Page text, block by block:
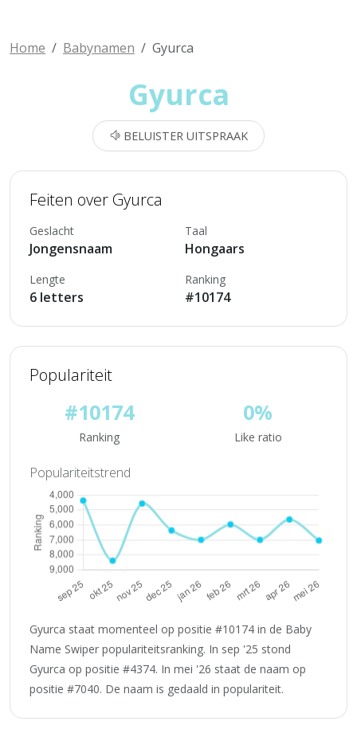
Home Babynamen Gyurca
Gyurca
BELUISTER UITSPRAAK
Feiten over Gyurca
Geslacht
Jongensnaam
Taal
Hongaars
Lengte
6 letters
Ranking
#10174
Populariteit
#10174
Ranking
0%
Like ratio
Populariteitstrend
Gyurca staat momenteel op positie #10174 in de Baby
Name Swiper populariteitsranking. In sep '25 stond
Gyurca op positie #4374. In mei '26 staat de naam op
positie #7040. De naam is gedaald in populariteit.